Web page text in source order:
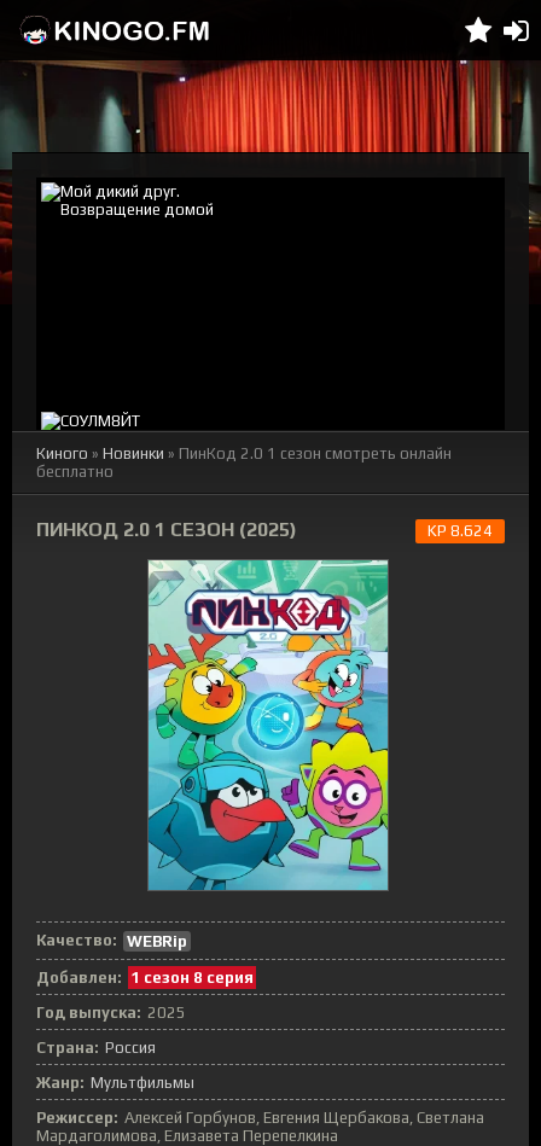
Киного » Новинки » ПинКод 2.0 1 сезон смотреть онлайн
бесплатно
ПИНКОД 2.0 1 СЕЗОН (2025) KP 8.624
Качество: WEBRip
Добавлен: 1 сезон 8 серия
Год выпуска: 2025
Страна: Россия
Жанр: Мультфильмы
Режиссер: Алексей Горбунов, Евгения Щербакова, Светлана
Мардаголимова, Елизавета Перепелкина